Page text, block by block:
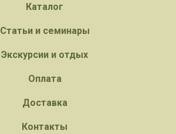
Каталог
Статьи и семинары
Экскурсии и отдых
Оплата
Доставка
Контакты